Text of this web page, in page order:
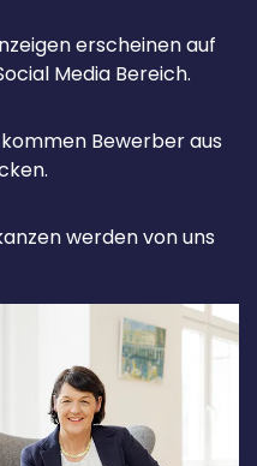
erscheinen auf
Media Bereich.
Bewerber aus
werden von uns